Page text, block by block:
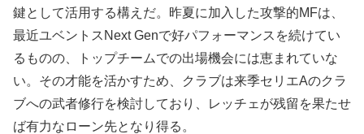
鍵として活用する構えだ。昨夏に加入した攻撃的MFは、
最近ユベントスNext Genで好パフォーマンスを続けてい
るものの、トップチームでの出場機会には恵まれていな
い。その才能を活かすため、クラブは来季セリエAのクラ
ブへの武者修行を検討しており、レッチェが残留を果たせ
ば有力なローン先となり得る。